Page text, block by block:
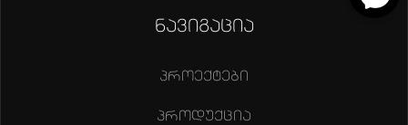
ნავიგაცია
პროექტები
პროდუქცია